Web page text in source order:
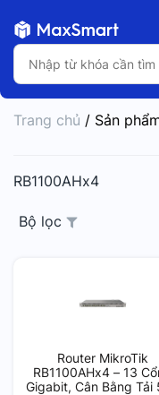
Trang chủ / Sản
RB1100AHx4
Bộ lọc
Router MikroTik
RB1100AHx4 – 13
Gigabit, Cân Bằng Tải